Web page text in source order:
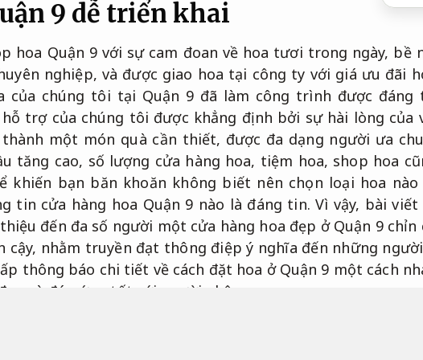
9 dễ triển khai
hoa Quận 9 với sự cam đoan về hoa tươi trong ngày, bề
nghiệp, và được giao hoa tại công ty với giá ưu đãi
của chúng tôi tại Quận 9 đã làm công trình được
hỗ trợ của chúng tôi được khẳng định bởi sự hài lòng của
một món quà cần thiết, được đa dạng người ưa
tăng cao, số lượng cửa hàng hoa, tiệm hoa, shop hoa
khiến bạn băn khoăn không biết nên chọn loại hoa
tin cửa hàng hoa Quận 9 nào là đáng tin. Vì vậy, bài viết
đến đa số người một cửa hàng hoa đẹp ở Quận 9
cậy, nhằm truyền đạt thông điệp ý nghĩa đến những
thông báo chi tiết về cách đặt hoa ở Quận 9 một cách
đẹp và đáp ứng tốt với người nhận.